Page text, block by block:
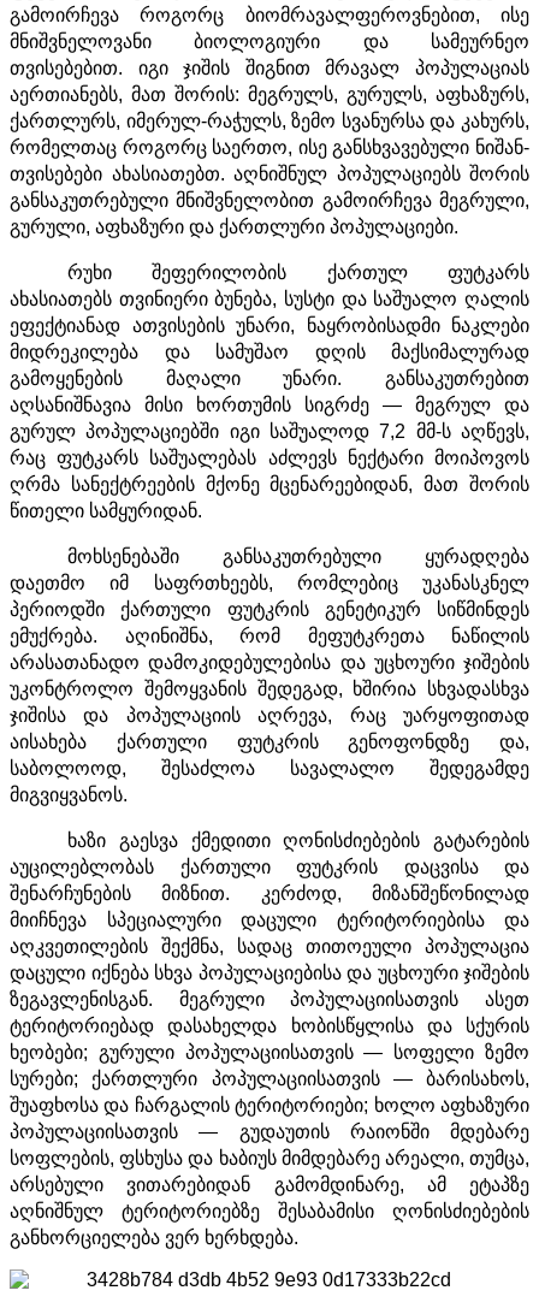
გამოირჩევა როგორც ბიომრავალფეროვნებით, ისე
მნიშვნელოვანი ბიოლოგიური და სამეურნეო
თვისებებით. იგი ჯიშის შიგნით მრავალ პოპულაციას
აერთიანებს, მათ შორის: მეგრულს, გურულს, აფხაზურს,
ქართლურს, იმერულ-რაჭულს, ზემო სვანურსა და კახურს,
რომელთაც როგორც საერთო, ისე განსხვავებული ნიშან-
თვისებები ახასიათებთ. აღნიშნულ პოპულაციებს შორის
განსაკუთრებული მნიშვნელობით გამოირჩევა მეგრული,
გურული, აფხაზური და ქართლური პოპულაციები.
რუხი შეფერილობის ქართულ ფუტკარს
ახასიათებს თვინიერი ბუნება, სუსტი და საშუალო ღალის
ეფექტიანად ათვისების უნარი, ნაყრობისადმი ნაკლები
მიდრეკილება და სამუშაო დღის მაქსიმალურად
გამოყენების მაღალი უნარი. განსაკუთრებით
აღსანიშნავია მისი ხორთუმის სიგრძე — მეგრულ და
გურულ პოპულაციებში იგი საშუალოდ 7,2 მმ-ს აღწევს,
რაც ფუტკარს საშუალებას აძლევს ნექტარი მოიპოვოს
ღრმა სანექტრეების მქონე მცენარეებიდან, მათ შორის
წითელი სამყურიდან.
მოხსენებაში განსაკუთრებული ყურადღება
დაეთმო იმ საფრთხეებს, რომლებიც უკანასკნელ
პერიოდში ქართული ფუტკრის გენეტიკურ სიწმინდეს
ემუქრება. აღინიშნა, რომ მეფუტკრეთა ნაწილის
არასათანადო დამოკიდებულებისა და უცხოური ჯიშების
უკონტროლო შემოყვანის შედეგად, ხშირია სხვადასხვა
ჯიშისა და პოპულაციის აღრევა, რაც უარყოფითად
აისახება ქართული ფუტკრის გენოფონდზე და,
საბოლოოდ, შესაძლოა სავალალო შედეგამდე
მიგვიყვანოს.
ხაზი გაესვა ქმედითი ღონისძიებების გატარების
აუცილებლობას ქართული ფუტკრის დაცვისა და
შენარჩუნების მიზნით. კერძოდ, მიზანშეწონილად
მიიჩნევა სპეციალური დაცული ტერიტორიებისა და
აღკვეთილების შექმნა, სადაც თითოეული პოპულაცია
დაცული იქნება სხვა პოპულაციებისა და უცხოური ჯიშების
ზეგავლენისგან. მეგრული პოპულაციისათვის ასეთ
ტერიტორიებად დასახელდა ხობისწყლისა და სქურის
ხეობები; გურული პოპულაციისათვის — სოფელი ზემო
სურები; ქართლური პოპულაციისათვის — ბარისახოს,
შუაფხოსა და ჩარგალის ტერიტორიები; ხოლო აფხაზური
პოპულაციისათვის — გუდაუთის რაიონში მდებარე
სოფლების, ფსხუსა და ხაბიუს მიმდებარე არეალი, თუმცა,
არსებული ვითარებიდან გამომდინარე, ამ ეტაპზე
აღნიშნულ ტერიტორიებზე შესაბამისი ღონისძიებების
განხორციელება ვერ ხერხდება.